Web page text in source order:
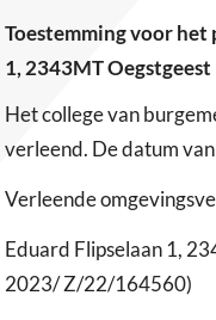
Toestemming voor het
1, 2343MT Oegstgeest
Het college van
verleend. De datum
Verleende
Eduard Flipselaan 1,
2023/ Z/22/164560)